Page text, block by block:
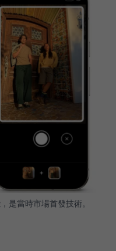
是當時市場首發技術。